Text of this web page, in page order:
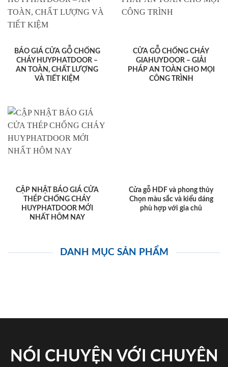
BÁO GIÁ CỬA GỖ CHỐNG
CHÁY HUYPHATDOOR –
AN TOÀN, CHẤT LƯỢNG
VÀ TIẾT KIỆM
CỬA GỖ CHỐNG CHÁY
GIAHUYDOOR – GIẢI
PHÁP AN TOÀN CHO MỌI
CÔNG TRÌNH
CẬP NHẬT BÁO GIÁ CỬA
THÉP CHỐNG CHÁY
HUYPHATDOOR MỚI
NHẤT HÔM NAY
Cửa gỗ HDF và phong thủy
Chọn màu sắc và kiểu dáng
phù hợp với gia chủ
DANH MỤC SẢN PHẨM
NÓI CHUYỆN VỚI CHUYÊN